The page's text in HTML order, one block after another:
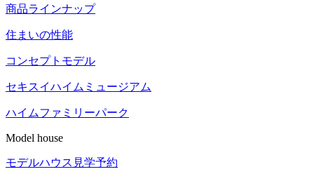
商品ラインナップ
住まいの性能
コンセプトモデル
セキスイハイム ミュージアム
ハイムファミリーパーク
Model house
モデルハウス見学予約